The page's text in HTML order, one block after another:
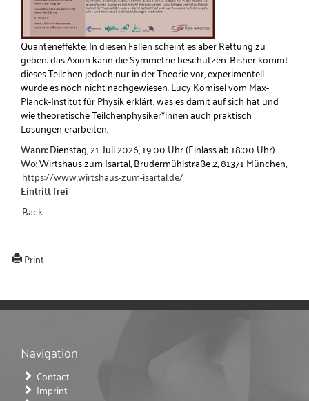
Quanteneffekte. In diesen Fällen scheint es aber Rettung zu
geben: das Axion kann die Symmetrie beschützen. Bisher kommt
dieses Teilchen jedoch nur in der Theorie vor, experimentell
wurde es noch nicht nachgewiesen. Lucy Komisel vom Max-
Planck-Institut für Physik erklärt, was es damit auf sich hat und
wie theoretische Teilchenphysiker*innen auch praktisch
Lösungen erarbeiten.
Wann:Dienstag, 21. Juli 2026, 19.00 Uhr (Einlass ab 18:00 Uhr)
Wo:Wirtshaus zum Isartal, Brudermühlstraße 2, 81371 München,
https://www.wirtshaus-zum-isartal.de/
Eintritt frei
Back
Print
Navigation
Contact
Imprint